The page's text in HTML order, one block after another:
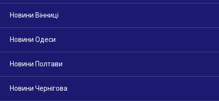
Новини Вінниці
Новини Одеси
Новини Полтави
Новини Чернігова